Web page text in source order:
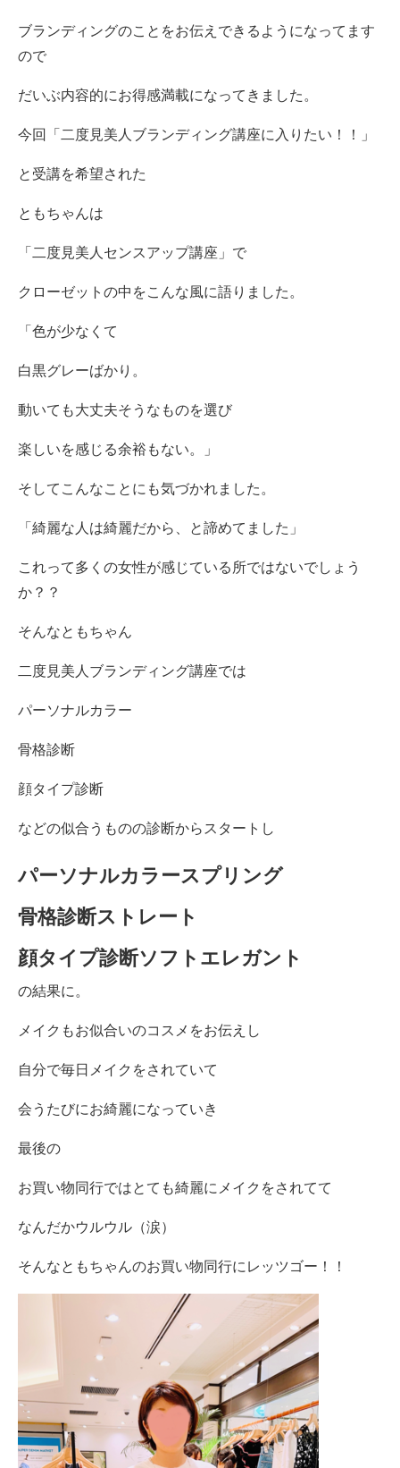
ブランディングのことをお伝えできるようになってます
ので
だいぶ内容的にお得感満載になってきました。
今回「二度見美人ブランディング講座に入りたい！！」
と受講を希望された
ともちゃんは
「二度見美人センスアップ講座」で
クローゼットの中をこんな風に語りました。
「色が少なくて
白黒グレーばかり。
動いても大丈夫そうなものを選び
楽しいを感じる余裕もない。」
そしてこんなことにも気づかれました。
「綺麗な人は綺麗だから、と諦めてました」
これって多くの女性が感じている所ではないでしょう
か？？
そんなともちゃん
二度見美人ブランディング講座では
パーソナルカラー
骨格診断
顔タイプ診断
などの似合うものの診断からスタートし
パーソナルカラースプリング
骨格診断ストレート
顔タイプ診断ソフトエレガント
の結果に。
メイクもお似合いのコスメをお伝えし
自分で毎日メイクをされていて
会うたびにお綺麗になっていき
最後の
お買い物同行ではとても綺麗にメイクをされてて
なんだかウルウル（涙）
そんなともちゃんのお買い物同行にレッツゴー！！